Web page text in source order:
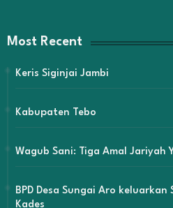
Most Recent
Keris Siginjai Jambi
Kabupaten Tebo
Wagub Sani: Tiga Amal Jariyah
BPD Desa Sungai Aro
Kades